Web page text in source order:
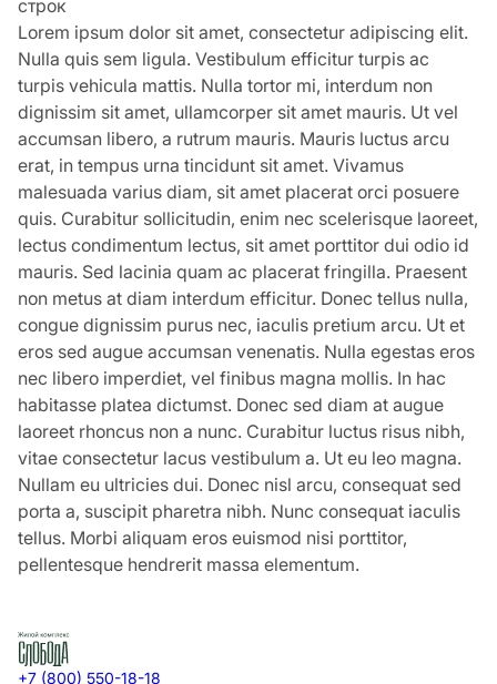
строк
Lorem ipsum dolor sit amet, consectetur adipiscing elit.
Nulla quis sem ligula. Vestibulum efficitur turpis ac
turpis vehicula mattis. Nulla tortor mi, interdum non
dignissim sit amet, ullamcorper sit amet mauris. Ut vel
accumsan libero, a rutrum mauris. Mauris luctus arcu
erat, in tempus urna tincidunt sit amet. Vivamus
malesuada varius diam, sit amet placerat orci posuere
quis. Curabitur sollicitudin, enim nec scelerisque laoreet,
lectus condimentum lectus, sit amet porttitor dui odio id
mauris. Sed lacinia quam ac placerat fringilla. Praesent
non metus at diam interdum efficitur. Donec tellus nulla,
congue dignissim purus nec, iaculis pretium arcu. Ut et
eros sed augue accumsan venenatis. Nulla egestas eros
nec libero imperdiet, vel finibus magna mollis. In hac
habitasse platea dictumst. Donec sed diam at augue
laoreet rhoncus non a nunc. Curabitur luctus risus nibh,
vitae consectetur lacus vestibulum a. Ut eu leo magna.
Nullam eu ultricies dui. Donec nisl arcu, consequat sed
porta a, suscipit pharetra nibh. Nunc consequat iaculis
tellus. Morbi aliquam eros euismod nisi porttitor,
pellentesque hendrerit massa elementum.
+7 (800) 550-18-18